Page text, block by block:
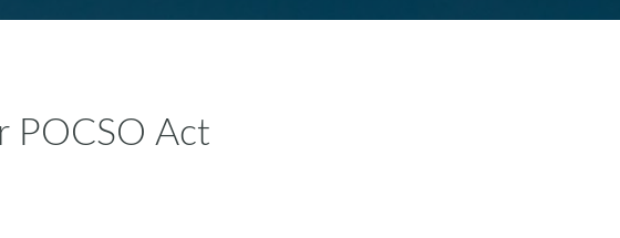
POCSO Act